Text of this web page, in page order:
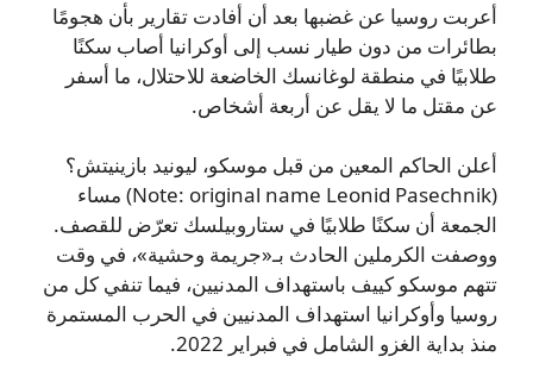
أعربت روسيا عن غضبها بعد أن أفادت تقارير بأن هجومًا
بطائرات من دون طيار نسب إلى أوكرانيا أصاب سكنًا
طلابيًا في منطقة لوغانسك الخاضعة للاحتلال، ما أسفر
عن مقتل ما لا يقل عن أربعة أشخاص.
أعلن الحاكم المعين من قبل موسكو، ليونيد بازينيتش؟
(Note: original name Leonid Pasechnik) مساء
الجمعة أن سكنًا طلابيًا في ستاروبيلسك تعرّض للقصف.
ووصفت الكرملين الحادث بـ«جريمة وحشية»، في وقت
تتهم موسكو كييف باستهداف المدنيين، فيما تنفي كل من
روسيا وأوكرانيا استهداف المدنيين في الحرب المستمرة
منذ بداية الغزو الشامل في فبراير 2022.